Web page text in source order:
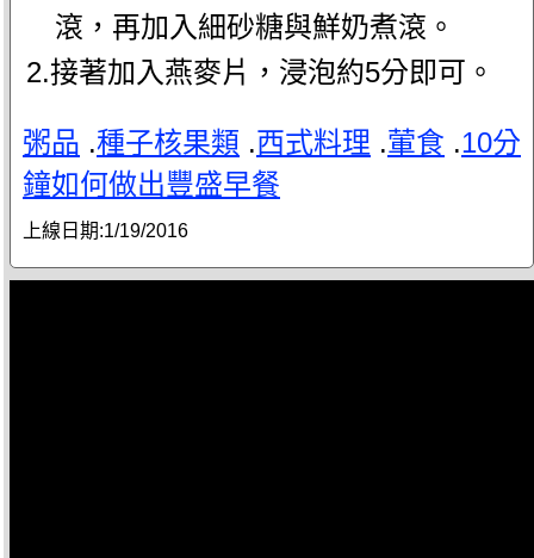
滾，再加入細砂糖與鮮奶煮滾。
2.接著加入燕麥片，浸泡約5分即可。
粥品 .種子核果類 .西式料理 .葷食 .10分
鐘如何做出豐盛早餐
上線日期:1/19/2016